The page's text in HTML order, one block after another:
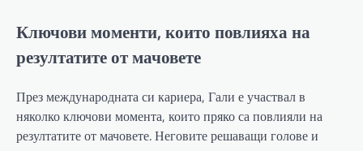
Ключови моменти, които повлияха на
резултатите от мачовете
През международната си кариера, Гали е участвал в
няколко ключови момента, които пряко са повлияли на
резултатите от мачовете. Неговите решаващи голове и